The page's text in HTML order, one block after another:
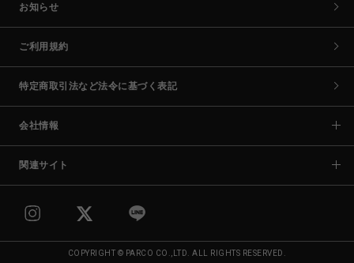
お知らせ
ご利用規約
特定商取引法など法令に基づく表記
会社情報
関連サイト
COPYRIGHT © PARCO CO.,LTD. ALL RIGHTS RESERVED.